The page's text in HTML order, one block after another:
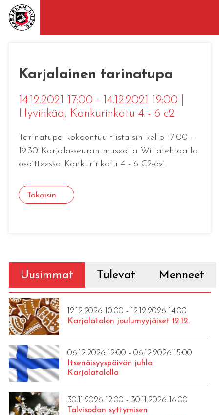
Karjalainen tarinatupa
14.12.2021 17:00 - 14.12.2021 19:00
Hyvinkää, Kankurinkatu 4 - 6 c2
Tarinatupa kokoontuu tiistaisin kello 17.00 -
19.30 Karjala-seuran museolla Willatehtaalla
osoitteessa Kankurinkatu 4 - 6 C2-ovi.
Takaisin
Uusimmat Tulevat Menneet
12.12.2026 10:00 - 12.12.2026 14:00
Karjalatalon joulumyyjäiset 12.12.
06.12.2026 12:00 - 06.12.2026 15:00
Itsenäisyyspäivän juhla
Karjalatalolla
30.11.2026 12:00 - 30.11.2026 16:00
Talvisodan syttymisen